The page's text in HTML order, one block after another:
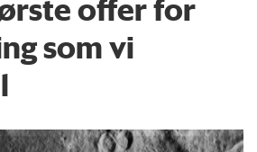
offer for
som vi